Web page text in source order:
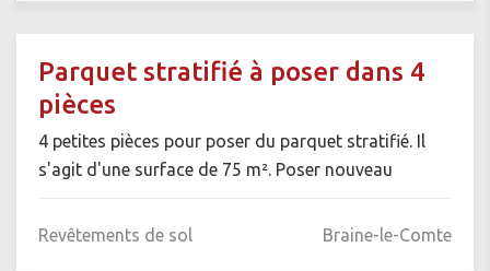
Parquet stratifié à poser dans 4
pièces
4 petites pièces pour poser du parquet stratifié. Il
s'agit d'une surface de 75 m². Poser nouveau
Revêtements de sol Braine-le-Comte